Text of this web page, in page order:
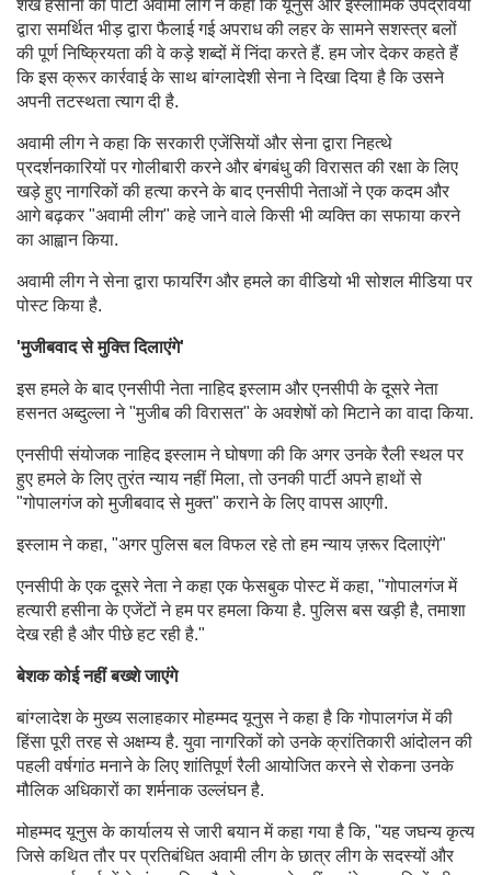
शेख हसीना की पार्टी अवामी लीग ने कहा कि यूनुस और इस्लामिक उपद्रवियों
द्वारा समर्थित भीड़ द्वारा फैलाई गई अपराध की लहर के सामने सशस्त्र बलों
की पूर्ण निष्क्रियता की वे कड़े शब्दों में निंदा करते हैं. हम जोर देकर कहते हैं
कि इस क्रूर कार्रवाई के साथ बांग्लादेशी सेना ने दिखा दिया है कि उसने
अपनी तटस्थता त्याग दी है.
अवामी लीग ने कहा कि सरकारी एजेंसियों और सेना द्वारा निहत्थे
प्रदर्शनकारियों पर गोलीबारी करने और बंगबंधु की विरासत की रक्षा के लिए
खड़े हुए नागरिकों की हत्या करने के बाद एनसीपी नेताओं ने एक कदम और
आगे बढ़कर "अवामी लीग" कहे जाने वाले किसी भी व्यक्ति का सफाया करने
का आह्वान किया.
अवामी लीग ने सेना द्वारा फायरिंग और हमले का वीडियो भी सोशल मीडिया पर
पोस्ट किया है.
'मुजीबवाद से मुक्ति दिलाएंगे'
इस हमले के बाद एनसीपी नेता नाहिद इस्लाम और एनसीपी के दूसरे नेता
हसनत अब्दुल्ला ने "मुजीब की विरासत" के अवशेषों को मिटाने का वादा किया.
एनसीपी संयोजक नाहिद इस्लाम ने घोषणा की कि अगर उनके रैली स्थल पर
हुए हमले के लिए तुरंत न्याय नहीं मिला, तो उनकी पार्टी अपने हाथों से
"गोपालगंज को मुजीबवाद से मुक्त" कराने के लिए वापस आएगी.
इस्लाम ने कहा, "अगर पुलिस बल विफल रहे तो हम न्याय ज़रूर दिलाएंगे"
एनसीपी के एक दूसरे नेता ने कहा एक फेसबुक पोस्ट में कहा, "गोपालगंज में
हत्यारी हसीना के एजेंटों ने हम पर हमला किया है. पुलिस बस खड़ी है, तमाशा
देख रही है और पीछे हट रही है."
बेशक कोई नहीं बख्शे जाएंगे
बांग्लादेश के मुख्य सलाहकार मोहम्मद यूनुस ने कहा है कि गोपालगंज में की
हिंसा पूरी तरह से अक्षम्य है. युवा नागरिकों को उनके क्रांतिकारी आंदोलन की
पहली वर्षगांठ मनाने के लिए शांतिपूर्ण रैली आयोजित करने से रोकना उनके
मौलिक अधिकारों का शर्मनाक उल्लंघन है.
मोहम्मद यूनुस के कार्यालय से जारी बयान में कहा गया है कि, "यह जघन्य कृत्य
जिसे कथित तौर पर प्रतिबंधित अवामी लीग के छात्र लीग के सदस्यों और